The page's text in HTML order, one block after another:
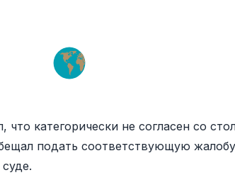
категорически не согласен со
подать соответствующую